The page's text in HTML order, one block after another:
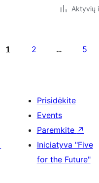
Aktyvių
1 2 … 5
Prisidėkite
Events
Paremkite ↗
Iniciatyva "Five
for the Future"